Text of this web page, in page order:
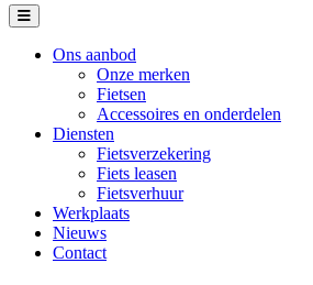
Ons aanbod
Onze merken
Fietsen
Accessoires en onderdelen
Diensten
Fietsverzekering
Fiets leasen
Fietsverhuur
Werkplaats
Nieuws
Contact